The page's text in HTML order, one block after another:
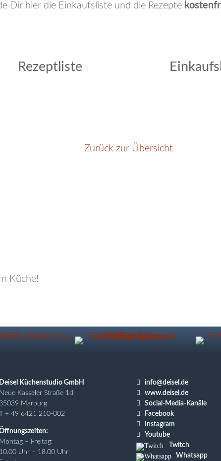
Dir hier die Einkaufsliste und die Rezepte
Rezeptliste
Zurück zur Übersicht
Deisel Küchenstudio GmbH
Neue Kasseler Straße 1d
35039 Marburg
T + 49 6421 210-002
Montag – Freitag:
10.00 Uhr – 18.00 Uhr
 info@deisel.de
 www.deisel.de
 Social-Media-Kanäle
 Facebook
 Instagram

Youtube
Twitch
Whatsapp